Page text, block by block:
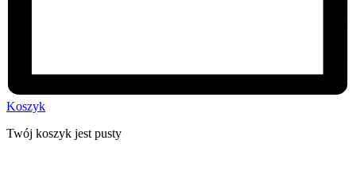
Koszyk
Twój koszyk jest pusty